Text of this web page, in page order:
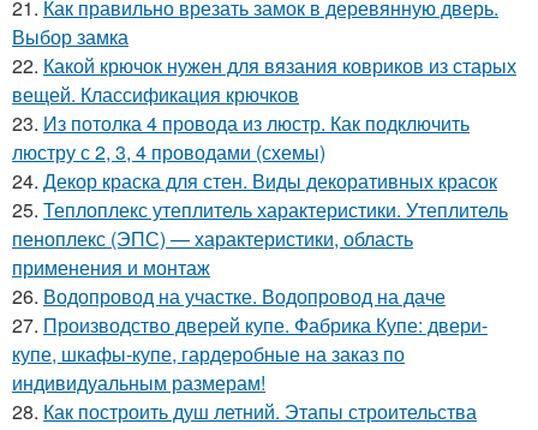
21. Как правильно врезать замок в деревянную дверь.
Выбор замка
22. Какой крючок нужен для вязания ковриков из старых
вещей. Классификация крючков
23. Из потолка 4 провода из люстр. Как подключить
люстру с 2, 3, 4 проводами (схемы)
24. Декор краска для стен. Виды декоративных красок
25. Теплоплекс утеплитель характеристики. Утеплитель
пеноплекс (ЭПС) — характеристики, область
применения и монтаж
26. Водопровод на участке. Водопровод на даче
27. Производство дверей купе. Фабрика Купе: двери-
купе, шкафы-купе, гардеробные на заказ по
индивидуальным размерам!
28. Как построить душ летний. Этапы строительства